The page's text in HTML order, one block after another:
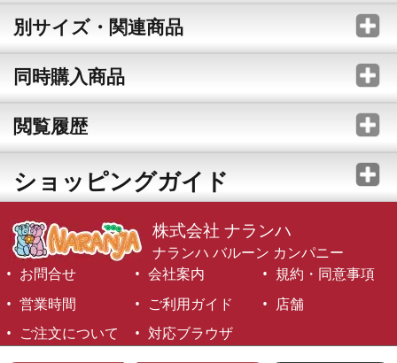
別サイズ・関連商品
同時購入商品
閲覧履歴
ショッピングガイド
株式会社 ナランハ
ナランハ バルーン カンパニー
お問合せ
会社案内
規約・同意事項
営業時間
ご利用ガイド
店舗
ご注文について
対応ブラウザ
©1999-2026 NARANJA Inc. All Rights Reserved.